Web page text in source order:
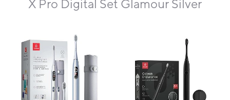
Настінне кріплення та зарядний пристрій
Компактна та акуратна док-станція у колір щітки
дозволяє заряджати Oclean X Pro Digital та правильно
зберігати її. Завдяки магнітному кріпленню щітка
легко встановлюється для зарядки, не хитається і не
X Pro Digital Set Glamour Silver